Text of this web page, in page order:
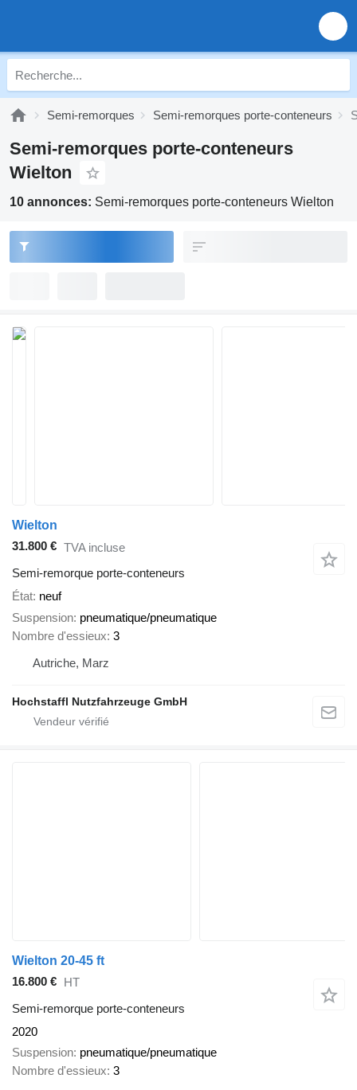
Semi-remorques Semi-remorques porte-conteneurs
Semi-remorques porte-conteneurs
Wielton
10 annonces: Semi-remorques porte-conteneurs Wielton
Wielton
31.800 € TVA incluse
Semi-remorque porte-conteneurs
État neuf
Suspension pneumatique/pneumatique
Nombre d'essieux 3
Autriche, Marz
Hochstaffl Nutzfahrzeuge GmbH
Wielton 20-45 ft
16.800 € HT
Semi-remorque porte-conteneurs
2020
Suspension pneumatique/pneumatique
Nombre d'essieux 3